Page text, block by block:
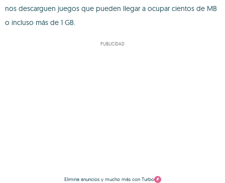
nos descarguen juegos que pueden llegar a ocupar cientos de MB
o incluso más de 1 GB.
PUBLICIDAD
Elimina anuncios y mucho más con Turbo